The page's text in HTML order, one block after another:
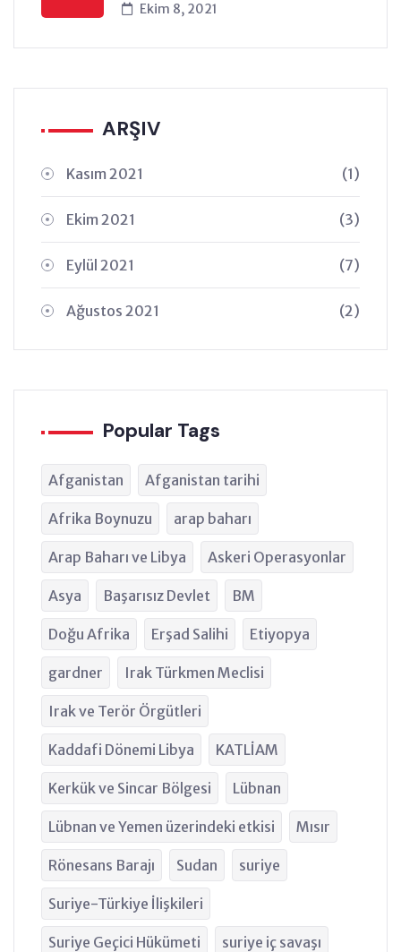
Ekim 8, 2021
ARŞIV
Kasım 2021 (1)
Ekim 2021 (3)
Eylül 2021 (7)
Ağustos 2021 (2)
Popular Tags
Afganistan Afganistan tarihi
Afrika Boynuzu arap baharı
Arap Baharı ve Libya Askeri Operasyonlar
Asya Başarısız Devlet BM
Doğu Afrika Erşad Salihi Etiyopya
gardner Irak Türkmen Meclisi
Irak ve Terör Örgütleri
Kaddafi Dönemi Libya KATLİAM
Kerkük ve Sincar Bölgesi Lübnan
Lübnan ve Yemen üzerindeki etkisi Mısır
Rönesans Barajı Sudan suriye
Suriye-Türkiye İlişkileri
Suriye Geçici Hükümeti suriye iç savaşı